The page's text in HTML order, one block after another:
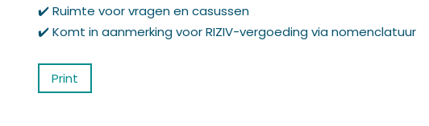
✔️ Ruimte voor vragen en casussen
✔️ Komt in aanmerking voor RIZIV-vergoeding via nomenclatuur
Print